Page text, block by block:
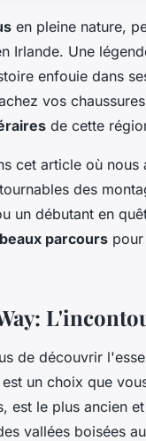
en pleine nature,
Irlande. Une
enfouie dans
vos
de cette
cet article où
des
un débutant en
parcours
de découvrir
un choix que
est le plus ancien
vallées boisées